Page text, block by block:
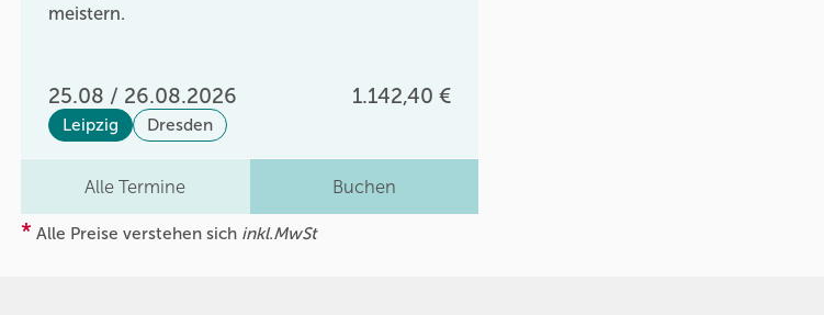
meistern.
25.08 / 26.08.2026 1.142,40 €
Leipzig Dresden
Alle Termine Buchen
* Alle Preise verstehen sich inkl.MwSt